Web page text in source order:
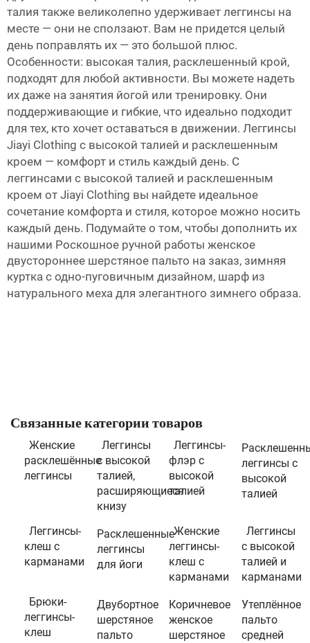
талия также великолепно удерживает леггинсы на
месте — они не сползают. Вам не придется целый
день поправлять их — это большой плюс.
Особенности: высокая талия, расклешенный крой,
подходят для любой активности. Вы можете надеть
их даже на занятия йогой или тренировку. Они
поддерживающие и гибкие, что идеально подходит
для тех, кто хочет оставаться в движении. Леггинсы
Jiayi Clothing с высокой талией и расклешенным
кроем — комфорт и стиль каждый день. С
леггинсами с высокой талией и расклешенным
кроем от Jiayi Clothing вы найдете идеальное
сочетание комфорта и стиля, которое можно носить
каждый день. Подумайте о том, чтобы дополнить их
нашими Роскошное ручной работы женское
двустороннее шерстяное пальто на заказ, зимняя
куртка с одно-пуговичным дизайном, шарф из
натурального меха для элегантного зимнего образа.
Связанные категории товаров
Женские
расклешённые
леггинсы
Леггинсы
с высокой
талией,
расширяющиеся
книзу
Леггинсы-
флэр с
высокой
талией
леггинсы с
высокой
талией
Леггинсы-
клеш с
карманами
Расклешенные
леггинсы
для йоги
Женские
леггинсы-
клеш с
карманами
Леггинсы
с высокой
талией и
карманами
Брюки-
леггинсы-
клеш
Двубортное
шерстяное
пальто
Коричневое
женское
шерстяное
Утеплённое
пальто
средней